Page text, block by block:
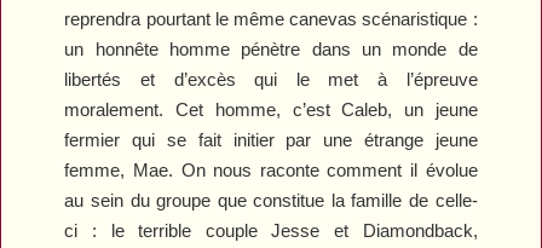
reprendra pourtant le même canevas scénaristique :
un honnête homme pénètre dans un monde de
libertés et d’excès qui le met à l’épreuve
moralement. Cet homme, c’est Caleb, un jeune
fermier qui se fait initier par une étrange jeune
femme, Mae. On nous raconte comment il évolue
au sein du groupe que constitue la famille de celle-
ci : le terrible couple Jesse et Diamondback,